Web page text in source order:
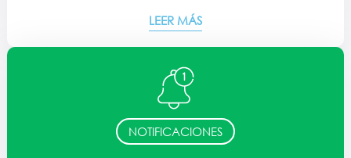
LEER MÁS
NOTIFICACIONES